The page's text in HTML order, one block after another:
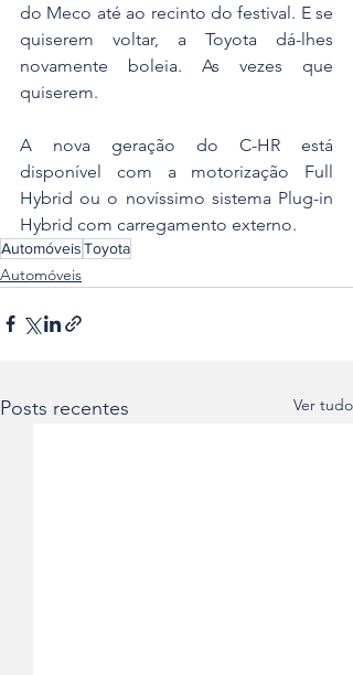
do Meco até ao recinto do festival. E se
quiserem voltar, a Toyota dá-lhes
novamente boleia. As vezes que
quiserem.
A nova geração do C-HR está
disponível com a motorização Full
Hybrid ou o novíssimo sistema Plug-in
Hybrid com carregamento externo.
AutomóveisToyota
Automóveis
Posts recentes Ver tudo